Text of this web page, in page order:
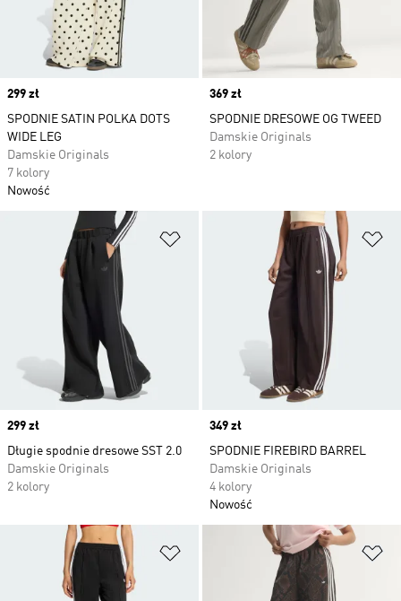
Price
299 zł
SPODNIE SATIN POLKA DOTS
WIDE LEG
Damskie Originals
7 kolory
Nowość
Price
369 zł
SPODNIE DRESOWE OG TWEED
Damskie Originals
2 kolory
Dodaj do listy życzeń
Price
299 zł
Długie spodnie dresowe SST 2.0
Damskie Originals
2 kolory
Price
349 zł
SPODNIE FIREBIRD BARREL
Damskie Originals
4 kolory
Nowość
Dodaj do listy życzeń